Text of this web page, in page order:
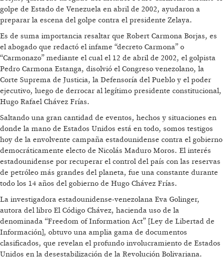
golpe de Estado de Venezuela en abril de 2002, ayudaron a
preparar la escena del golpe contra el presidente Zelaya.
Es de suma importancia resaltar que Robert Carmona Borjas, es
el abogado que redactó el infame “decreto Carmona” o
“Carmonazo” mediante el cual el 12 de abril de 2002, el golpista
Pedro Carmona Estanga, disolvió el Congreso venezolano, la
Corte Suprema de Justicia, la Defensoría del Pueblo y el poder
ejecutivo, luego de derrocar al legítimo presidente constitucional,
Hugo Rafael Chávez Frías.
Saltando una gran cantidad de eventos, hechos y situaciones en
donde la mano de Estados Unidos está en todo, somos testigos
hoy de la envolvente campaña estadounidense contra el gobierno
democráticamente electo de Nicolás Maduro Moros. El interés
estadounidense por recuperar el control del país con las reservas
de petróleo más grandes del planeta, fue una constante durante
todo los 14 años del gobierno de Hugo Chávez Frías.
La investigadora estadounidense-venezolana Eva Golinger,
autora del libro El Código Chávez, hacienda uso de la
denominada “Freedom of Information Act” [Ley de Libertad de
Información], obtuvo una amplia gama de documentos
clasificados, que revelan el profundo involucramiento de Estados
Unidos en la desestabilización de la Revolución Bolivariana.